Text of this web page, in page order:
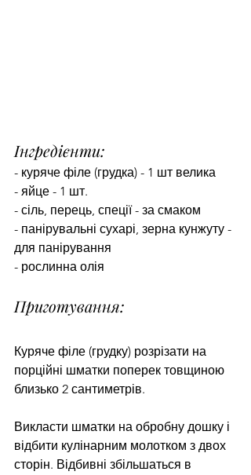
Інгредієнти:
- куряче філе (грудка) - 1 шт велика
- яйце - 1 шт.
- сіль, перець, спеції - за смаком
- панірувальні сухарі, зерна кунжуту -
для панірування
- рослинна олія
Приготування:
Куряче філе (грудку) розрізати на
порційні шматки поперек товщиною
близько 2 сантиметрів.
Викласти шматки на обробну дошку і
відбити кулінарним молотком з двох
сторін. Відбивні збільшаться в